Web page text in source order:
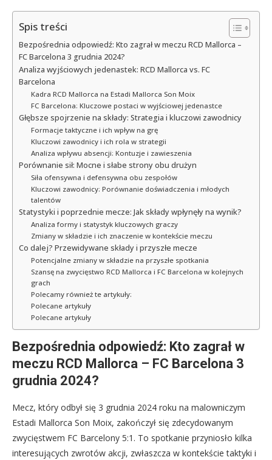
Spis treści
Bezpośrednia odpowiedź: Kto zagrał w meczu RCD Mallorca –
FC Barcelona 3 grudnia 2024?
Analiza wyjściowych jedenastek: RCD Mallorca vs. FC
Barcelona
Kadra RCD Mallorca na Estadi Mallorca Son Moix
FC Barcelona: Kluczowe postaci w wyjściowej jedenastce
Głębsze spojrzenie na składy: Strategia i kluczowi zawodnicy
Formacje taktyczne i ich wpływ na grę
Kluczowi zawodnicy i ich rola w strategii
Analiza wpływu absencji: Kontuzje i zawieszenia
Porównanie sił: Mocne i słabe strony obu drużyn
Siła ofensywna i defensywna obu zespołów
Kluczowi zawodnicy: Porównanie doświadczenia i młodych
talentów
Statystyki i poprzednie mecze: Jak składy wpłynęły na wynik?
Analiza formy i statystyk kluczowych graczy
Zmiany w składzie i ich znaczenie w kontekście meczu
Co dalej? Przewidywane składy i przyszłe mecze
Potencjalne zmiany w składzie na przyszłe spotkania
Szansę na zwycięstwo RCD Mallorca i FC Barcelona w kolejnych
grach
Polecamy również te artykuły:
Polecane artykuły
Polecane artykuły
Bezpośrednia odpowiedź: Kto zagrał w
meczu RCD Mallorca – FC Barcelona 3
grudnia 2024?
Mecz, który odbył się 3 grudnia 2024 roku na malowniczym
Estadi Mallorca Son Moix, zakończył się zdecydowanym
zwycięstwem FC Barcelony 5:1. To spotkanie przyniosło kilka
interesujących zwrotów akcji, zwłaszcza w kontekście taktyki i